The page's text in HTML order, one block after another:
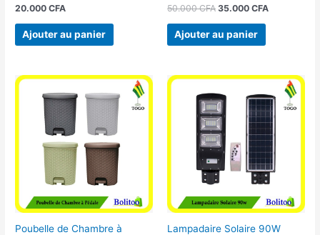
20.000CFA
Ajouter au panier
50.000CFA 35.000 CFA
Ajouter au panier
Poubelle de Chambre à
Lampadaire Solaire 90W